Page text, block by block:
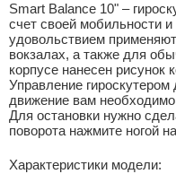
Smart Balance 10" –
счет своей мобильности
удовольствием
вокзалах, а также для
корпусе нанесен рисунок
Управление
движение вам необходимо
Для остановки нужно
поворота нажмите ногой
Характеристики модели: